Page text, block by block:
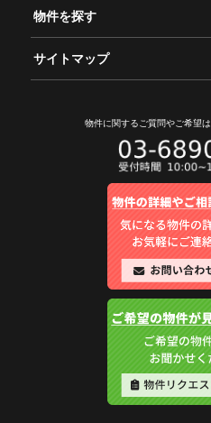
物件を探す
サイトマップ
物件に関するご質問やご希望は